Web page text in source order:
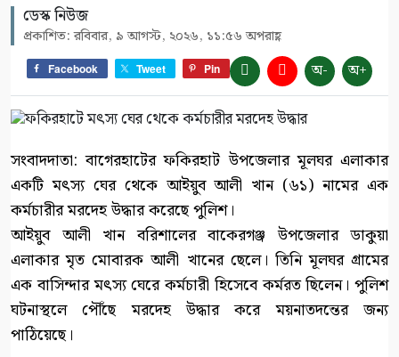
ডেস্ক নিউজ
প্রকাশিত: রবিবার, ৯ আগস্ট, ২০২৬, ১১:৫৬ অপরাহ্ণ
Facebook Tweet Pin অ- অ+
সংবাদদাতা: বাগেরহাটের ফকিরহাট উপজেলার মূলঘর এলাকার
একটি মৎস্য ঘের থেকে আইয়ুব আলী খান (৬১) নামের এক
কর্মচারীর মরদেহ উদ্ধার করেছে পুলিশ।
আইয়ুব আলী খান বরিশালের বাকেরগঞ্জ উপজেলার ডাকুয়া
এলাকার মৃত মোবারক আলী খানের ছেলে। তিনি মূলঘর গ্রামের
এক বাসিন্দার মৎস্য ঘেরে কর্মচারী হিসেবে কর্মরত ছিলেন। পুলিশ
ঘটনাস্থলে পৌঁছে মরদেহ উদ্ধার করে ময়নাতদন্তের জন্য
পাঠিয়েছে।